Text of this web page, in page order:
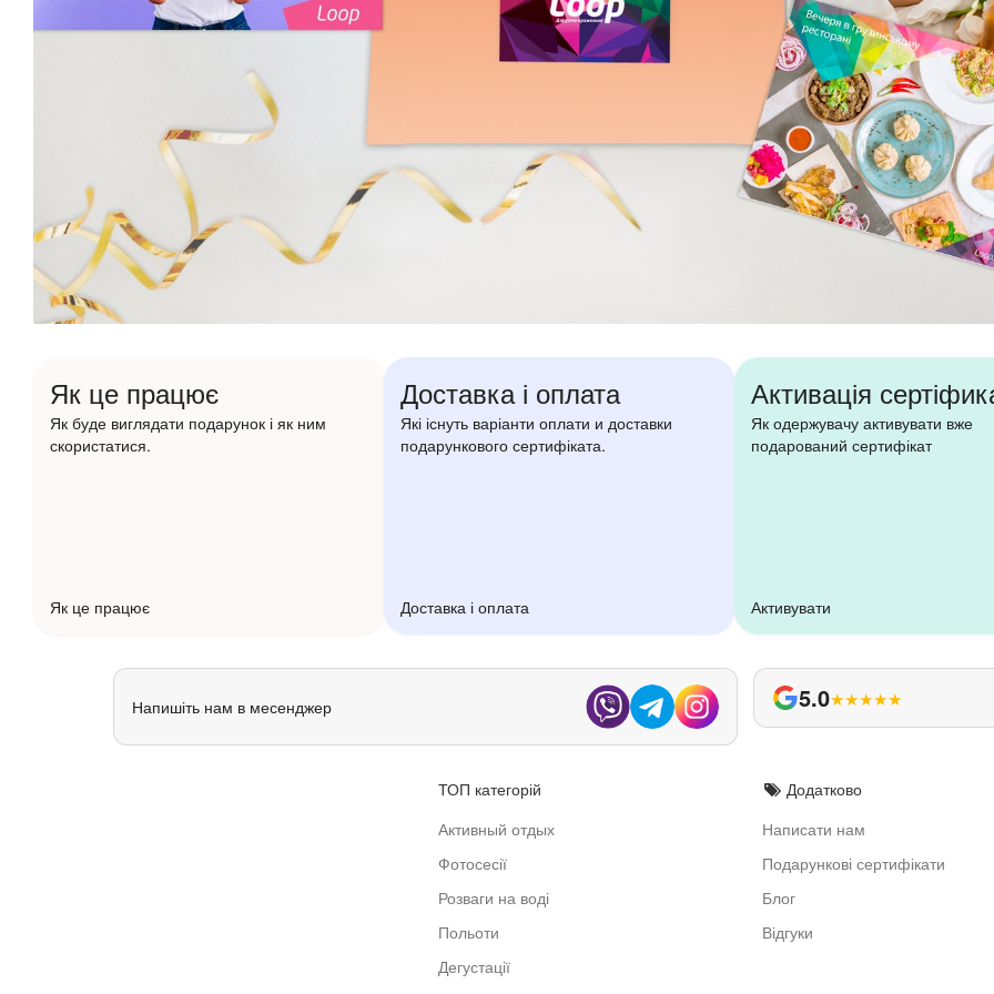
Як це працює
Як буде виглядати подарунок і як ним
скористатися.
Як це працює
Доставка і оплата
Які існуть варіанти оплати и доставки
подарункового сертифіката.
Доставка і оплата
Активація
Як одержувачу активувати вже
подарований сертифікат
Активувати
Напишіть нам в месенджер 5.0★★★★★
Додатково
Написати нам
Подарункові сертифікати
Блог
Відгуки
ТОП категорій
Активный отдых
Фотосесії
Розваги на воді
Польоти
Дегустації